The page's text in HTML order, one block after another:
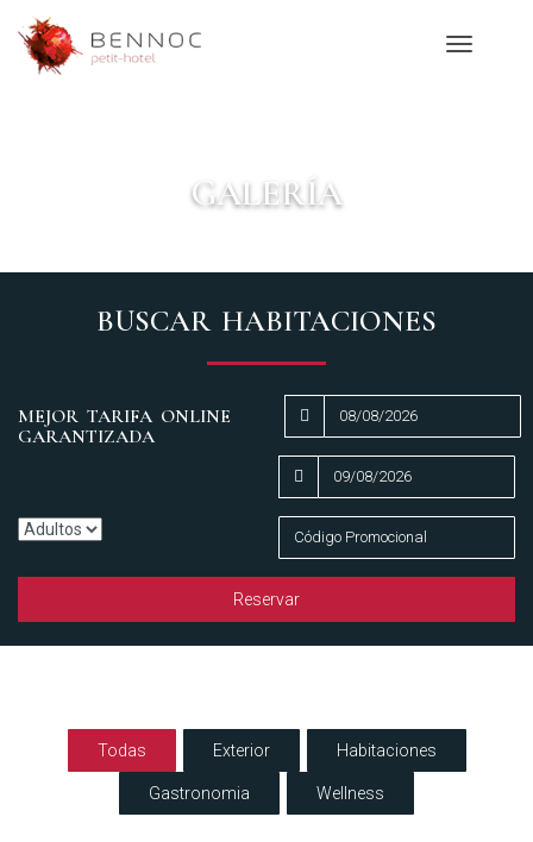
Toggle
GALERÍA
BUSCAR HABITACIONES
MEJOR TARIFA ONLINE
GARANTIZADA
Reservar
Todas Exterior Habitaciones
Gastronomia Wellness